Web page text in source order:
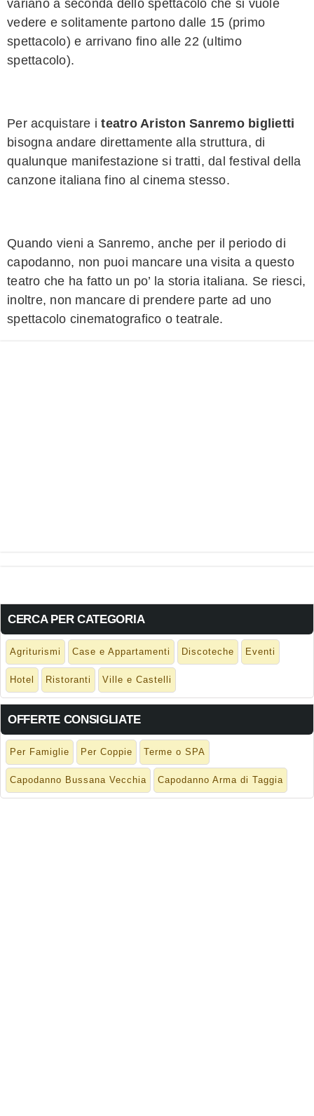
variano a seconda dello spettacolo che si vuole
vedere e solitamente partono dalle 15 (primo
spettacolo) e arrivano fino alle 22 (ultimo
spettacolo).
Per acquistare iteatro Ariston Sanremo biglietti
bisogna andare direttamente alla struttura, di
qualunque manifestazione si tratti, dal festival della
canzone italiana fino al cinema stesso.
Quando vieni a Sanremo, anche per il periodo di
capodanno, non puoi mancare una visita a questo
teatro che ha fatto un po’ la storia italiana. Se riesci,
inoltre, non mancare di prendere parte ad uno
spettacolo cinematografico o teatrale.
CERCA PER CATEGORIA
Agriturismi Case e Appartamenti Discoteche Eventi
Hotel Ristoranti Ville e Castelli
OFFERTE CONSIGLIATE
Per Famiglie Per Coppie Terme o SPA
Capodanno Bussana Vecchia Capodanno Arma di Taggia